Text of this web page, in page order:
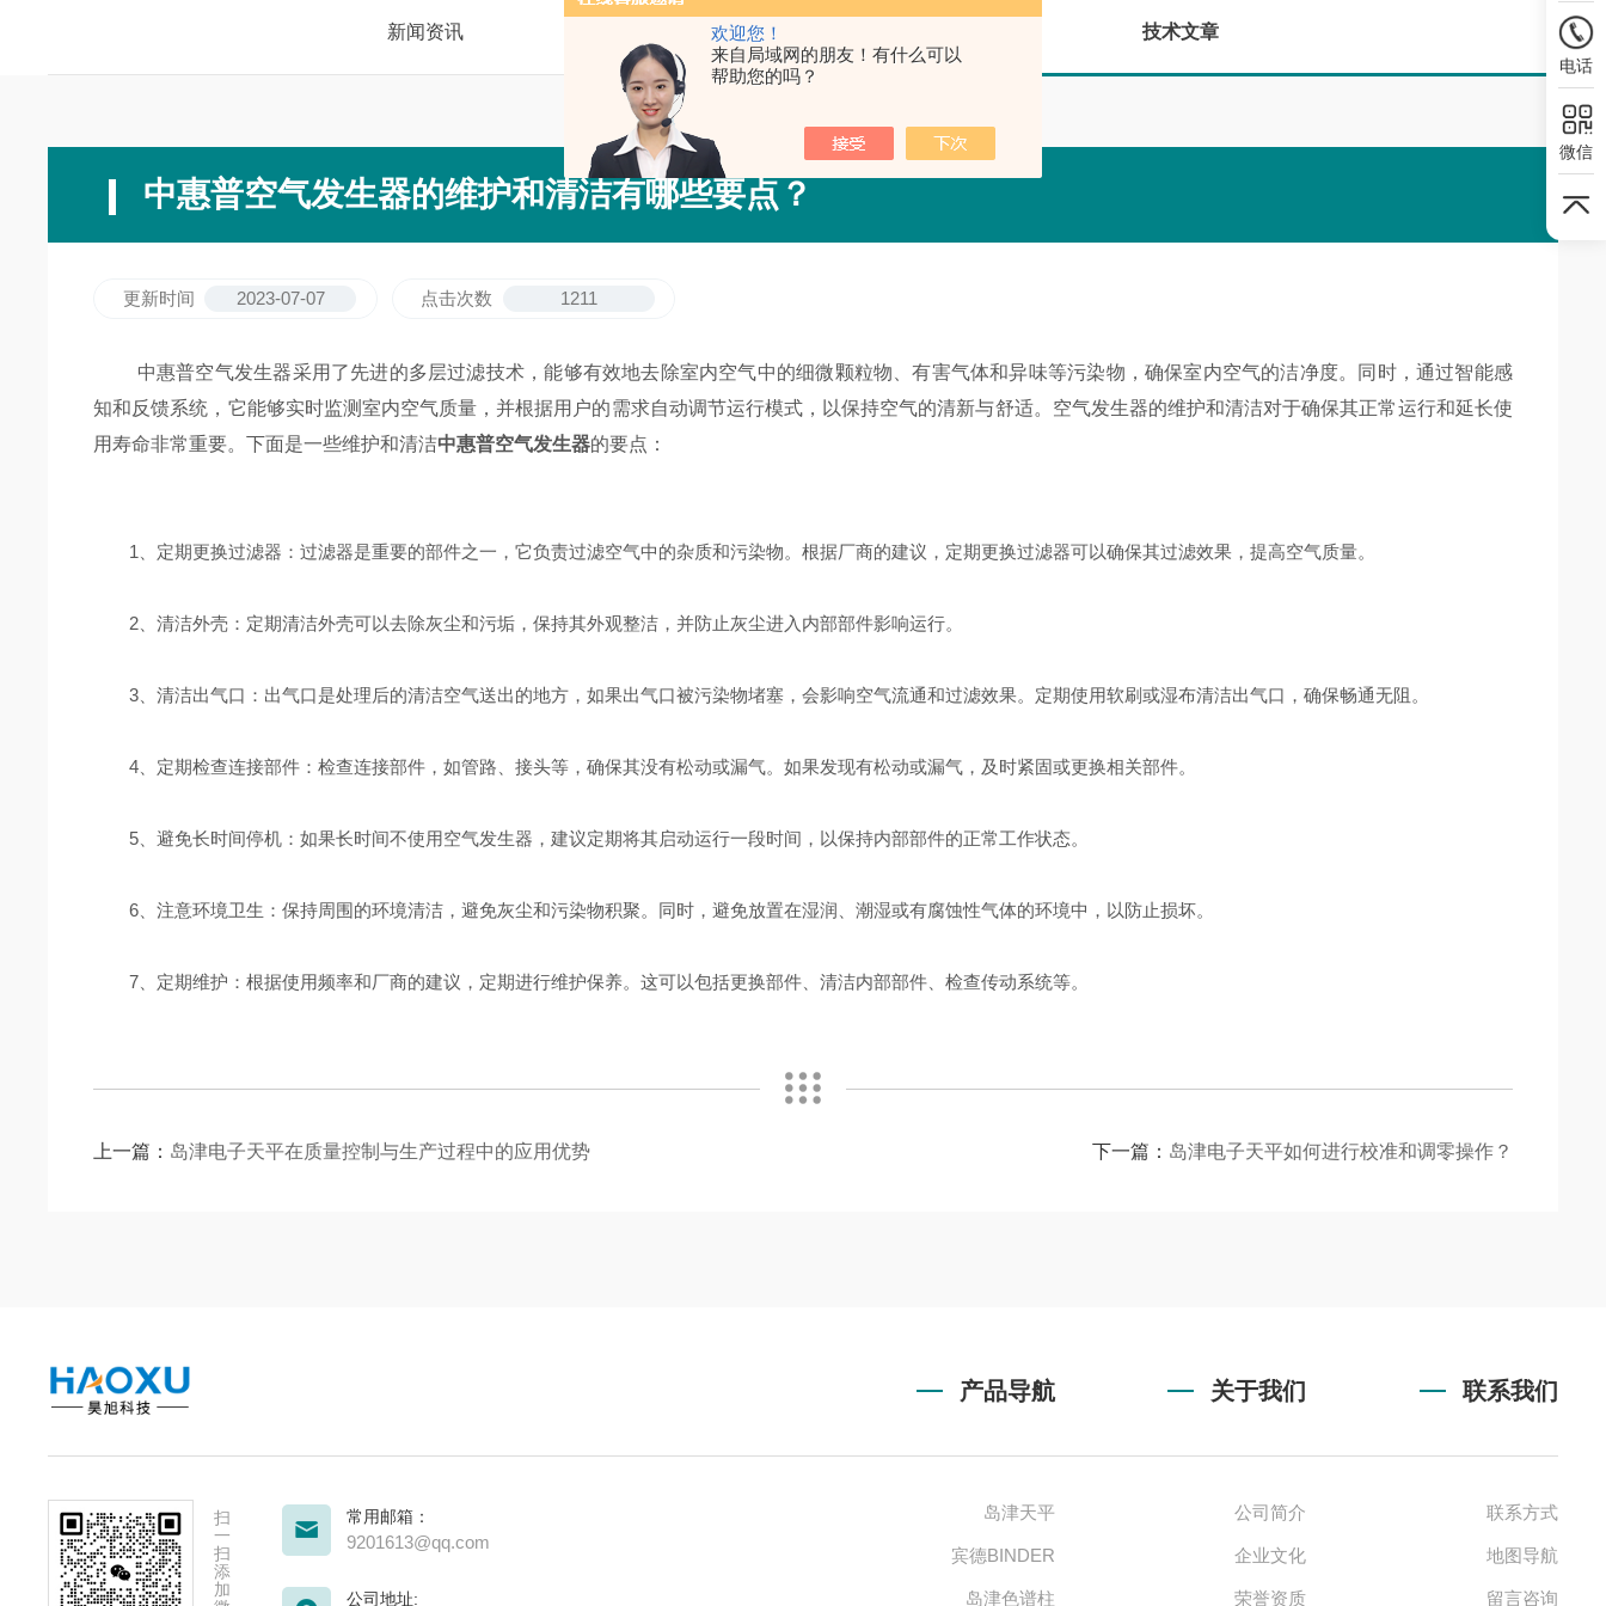
欢迎您！
来自局域网的朋友！有什么可以
帮助您的吗？
新闻资讯 技术文章
中惠普空气发生器的维护和清洁有哪些要点？
更新时间 2023-07-07 点击次数 1211
中惠普空气发生器采用了先进的多层过滤技术，能够有效地去除室内空气中的细微颗粒物、有害气体和异味等污染物，确保室内空气的洁净度。同时，通过智能感
知和反馈系统，它能够实时监测室内空气质量，并根据用户的需求自动调节运行模式，以保持空气的清新与舒适。空气发生器的维护和清洁对于确保其正常运行和延长使
用寿命非常重要。下面是一些维护和清洁中惠普空气发生器的要点：
1、定期更换过滤器：过滤器是重要的部件之一，它负责过滤空气中的杂质和污染物。根据厂商的建议，定期更换过滤器可以确保其过滤效果，提高空气质量。
2、清洁外壳：定期清洁外壳可以去除灰尘和污垢，保持其外观整洁，并防止灰尘进入内部部件影响运行。
3、清洁出气口：出气口是处理后的清洁空气送出的地方，如果出气口被污染物堵塞，会影响空气流通和过滤效果。定期使用软刷或湿布清洁出气口，确保畅通无阻。
4、定期检查连接部件：检查连接部件，如管路、接头等，确保其没有松动或漏气。如果发现有松动或漏气，及时紧固或更换相关部件。
5、避免长时间停机：如果长时间不使用空气发生器，建议定期将其启动运行一段时间，以保持内部部件的正常工作状态。
6、注意环境卫生：保持周围的环境清洁，避免灰尘和污染物积聚。同时，避免放置在湿润、潮湿或有腐蚀性气体的环境中，以防止损坏。
7、定期维护：根据使用频率和厂商的建议，定期进行维护保养。这可以包括更换部件、清洁内部部件、检查传动系统等。
上一篇： 岛津电子天平在质量控制与生产过程中的应用优势 下一篇： 岛津电子天平如何进行校准和调零操作？
产品导航 关于我们 联系我们
扫
一
扫
添
加
常用邮箱：
9201613@qq.com
公司地址:
岛津天平
宾德BINDER
岛津色谱柱
公司简介
企业文化
荣誉资质
联系方式
地图导航
留言咨询
电话
微信